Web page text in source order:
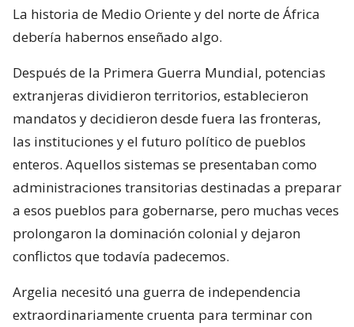
La historia de Medio Oriente y del norte de África
debería habernos enseñado algo.
Después de la Primera Guerra Mundial, potencias
extranjeras dividieron territorios, establecieron
mandatos y decidieron desde fuera las fronteras,
las instituciones y el futuro político de pueblos
enteros. Aquellos sistemas se presentaban como
administraciones transitorias destinadas a preparar
a esos pueblos para gobernarse, pero muchas veces
prolongaron la dominación colonial y dejaron
conflictos que todavía padecemos.
Argelia necesitó una guerra de independencia
extraordinariamente cruenta para terminar con